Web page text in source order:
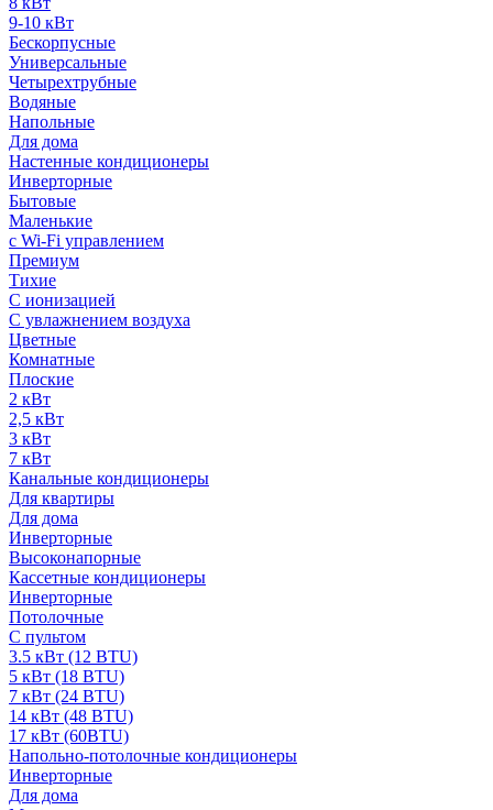
9-10 кВт
Бескорпусные
Универсальные
Четырехтрубные
Водяные
Напольные
Для дома
Настенные кондиционеры
Инверторные
Бытовые
Маленькие
с Wi-Fi управлением
Премиум
Тихие
С ионизацией
С увлажнением воздуха
Цветные
Комнатные
Плоские
2 кВт
2,5 кВт
3 кВт
7 кВт
Канальные кондиционеры
Для квартиры
Для дома
Инверторные
Высоконапорные
Кассетные кондиционеры
Инверторные
Потолочные
С пультом
3.5 кВт (12 BTU)
5 кВт (18 BTU)
7 кВт (24 BTU)
14 кВт (48 BTU)
17 кВт (60BTU)
Напольно-потолочные кондиционеры
Инверторные
Для дома